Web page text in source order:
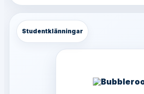
Studentklänningar